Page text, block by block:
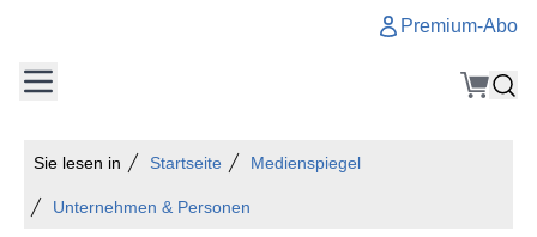
Premium-Abo
Sie lesen in Startseite Medienspiegel
Unternehmen & Personen